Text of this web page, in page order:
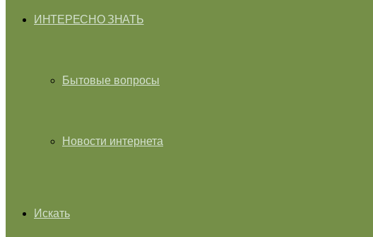
ИНТЕРЕСНО ЗНАТЬ
Бытовые вопросы
Новости интернета
Искать